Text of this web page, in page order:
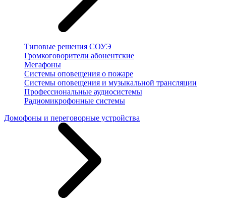
Типовые решения СОУЭ
Громкоговорители абонентские
Мегафоны
Системы оповещения о пожаре
Системы оповещения и музыкальной трансляции
Профессиональные аудиосистемы
Радиомикрофонные системы
Домофоны и переговорные устройства